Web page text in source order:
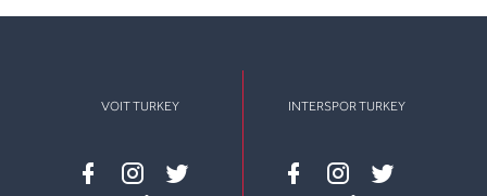
VOIT TURKEY INTERSPOR TURKEY